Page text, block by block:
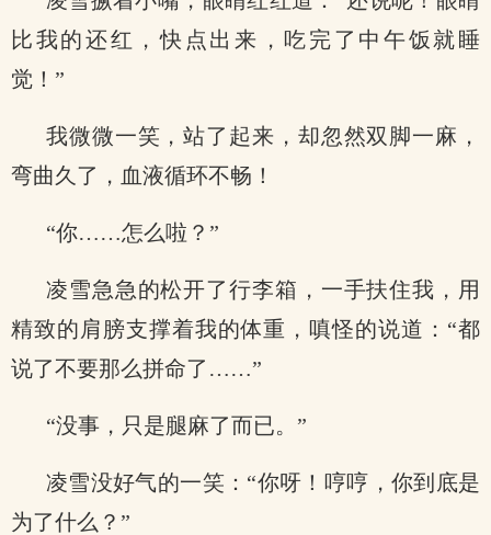
比我的还红，快点出来，吃完了中午饭就睡
觉！”
我微微一笑，站了起来，却忽然双脚一麻，
弯曲久了，血液循环不畅！
“你……怎么啦？”
凌雪急急的松开了行李箱，一手扶住我，用
精致的肩膀支撑着我的体重，嗔怪的说道：“都
说了不要那么拼命了……”
“没事，只是腿麻了而已。”
凌雪没好气的一笑：“你呀！哼哼，你到底是
为了什么？”